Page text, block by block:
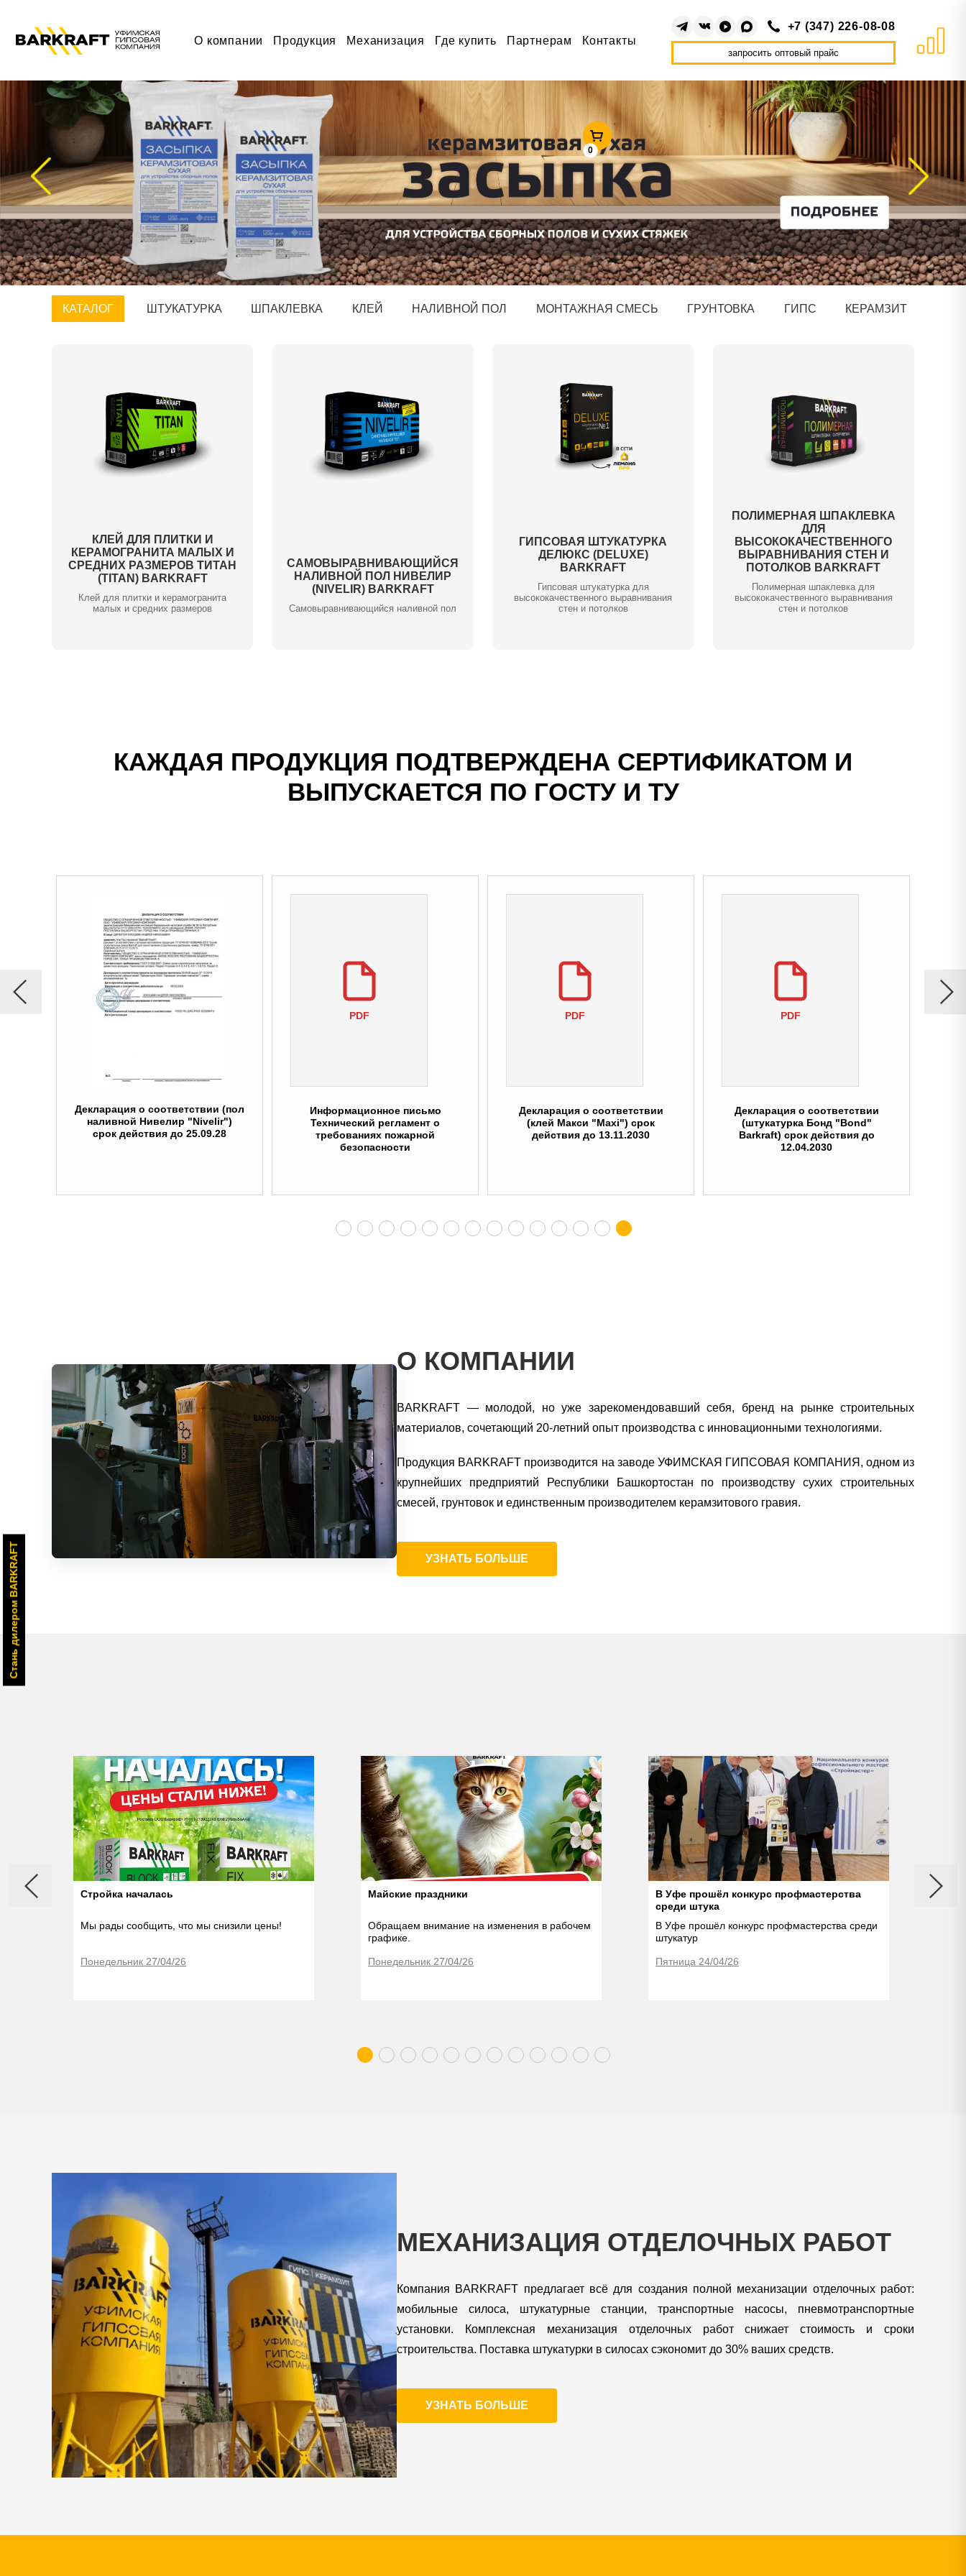
О компании Продукция Механизация Где купить Партнерам Контакты
+7 (347) 226-08-08
запросить оптовый прайс
0
Стань дилером BARKRAFT
КАТАЛОГ ШТУКАТУРКА ШПАКЛЕВКА КЛЕЙ НАЛИВНОЙ ПОЛ МОНТАЖНАЯ СМЕСЬ ГРУНТОВКА ГИПС КЕРАМЗИТ
КЛЕЙ ДЛЯ ПЛИТКИ И
КЕРАМОГРАНИТА МАЛЫХ И
СРЕДНИХ РАЗМЕРОВ ТИТАН
(TITAN) BARKRAFT
Клей для плитки и керамогранита
малых и средних размеров
САМОВЫРАВНИВАЮЩИЙСЯ
НАЛИВНОЙ ПОЛ НИВЕЛИР
(NIVELIR) BARKRAFT
Самовыравнивающийся наливной пол
ГИПСОВАЯ ШТУКАТУРКА
ДЕЛЮКС (DELUXE)
BARKRAFT
Гипсовая штукатурка для
высококачественного выравнивания
стен и потолков
ПОЛИМЕРНАЯ ШПАКЛЕВКА
ДЛЯ
ВЫСОКОКАЧЕСТВЕННОГО
ВЫРАВНИВАНИЯ СТЕН И
ПОТОЛКОВ BARKRAFT
Полимерная шпаклевка для
высококачественного выравнивания
стен и потолков
КАЖДАЯ ПРОДУКЦИЯ ПОДТВЕРЖДЕНА СЕРТИФИКАТОМ И
ВЫПУСКАЕТСЯ ПО ГОСТУ И ТУ
Декларация о соответствии (пол
наливной Нивелир "Nivelir")
срок действия до 25.09.28
PDF
Информационное письмо
Технический регламент о
требованиях пожарной
безопасности
PDF
Декларация о соответствии
(клей Макси "Maxi") срок
действия до 13.11.2030
PDF
Декларация о соответствии
(штукатурка Бонд "Bond"
Barkraft) срок действия до
12.04.2030
О КОМПАНИИ
BARKRAFT — молодой, но уже зарекомендовавший себя, бренд на рынке строительных
материалов, сочетающий 20-летний опыт производства с инновационными технологиями.
Продукция BARKRAFT производится на заводе УФИМСКАЯ ГИПСОВАЯ КОМПАНИЯ, одном из
крупнейших предприятий Республики Башкортостан по производству сухих строительных
смесей, грунтовок и единственным производителем керамзитового гравия.
УЗНАТЬ БОЛЬШЕ
Стройка началась
Мы рады сообщить, что мы снизили цены!
Понедельник 27/04/26
Майские праздники
Обращаем внимание на изменения в рабочем
графике.
Понедельник 27/04/26
В Уфе прошёл конкурс профмастерства
среди штука
В Уфе прошёл конкурс профмастерства среди
штукатур
Пятница 24/04/26
МЕХАНИЗАЦИЯ ОТДЕЛОЧНЫХ РАБОТ
Компания BARKRAFT предлагает всё для создания полной механизации отделочных работ:
мобильные силоса, штукатурные станции, транспортные насосы, пневмотранспортные
установки. Комплексная механизация отделочных работ снижает стоимость и сроки
строительства. Поставка штукатурки в силосах сэкономит до 30% ваших средств.
УЗНАТЬ БОЛЬШЕ